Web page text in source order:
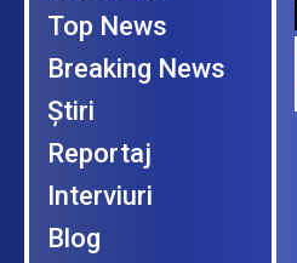
Top News
Breaking News
Ştiri
Reportaj
Interviuri
Blog